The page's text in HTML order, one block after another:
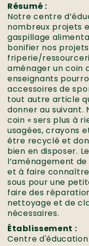
Résumé :
Notre centre
nombreux projets
gaspillage
bonifier nos
friperie/
aménager un coin
enseignants
accessoires de
tout autre article
donner au suivant.
coin « sers plus à
usagées, crayons
être recyclé et
bien en disposer.
l’aménagement
et à faire
sous pour une
faire des
nettoyage et de
nécessaires.
Établissement :
Centre